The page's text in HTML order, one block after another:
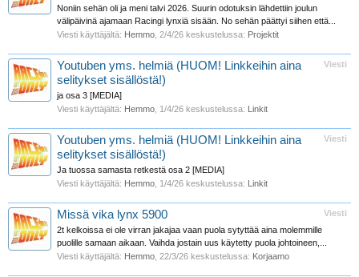
Noniin sehän oli ja meni talvi 2026. Suurin odotuksin lähdettiin joulun
välipäivinä ajamaan Racingi lynxiä sisään. No sehän päättyi siihen että...
Viesti käyttäjältä: Hemmo 2/4/26 keskustelussa: Projektit
Viesti
Youtuben yms. helmiä (HUOM! Linkkeihin aina
selitykset sisällöstä!)
ja osa 3 [MEDIA]
Viesti käyttäjältä: Hemmo 1/4/26 keskustelussa: Linkit
Viesti
Youtuben yms. helmiä (HUOM! Linkkeihin aina
selitykset sisällöstä!)
Ja tuossa samasta retkestä osa 2 [MEDIA]
Viesti käyttäjältä: Hemmo 1/4/26 keskustelussa: Linkit
Viesti
Missä vika lynx 5900
2t kelkoissa ei ole virran jakajaa vaan puola sytyttää aina molemmille
puolille samaan aikaan. Vaihda jostain uus käytetty puola johtoineen,...
Viesti käyttäjältä: Hemmo 22/3/26 keskustelussa: Korjaamo